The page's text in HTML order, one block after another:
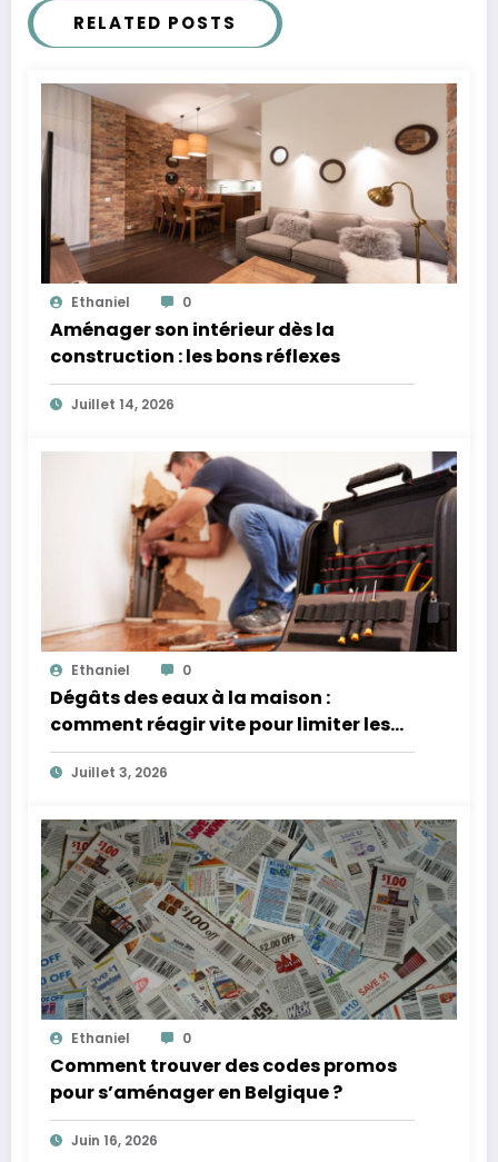
RELATED POSTS
Ethaniel 0
Aménager son intérieur dès la
construction : les bons réflexes
Juillet 14, 2026
Ethaniel 0
Dégâts des eaux à la maison :
comment réagir vite pour limiter les
frais ?
Juillet 3, 2026
Ethaniel 0
Comment trouver des codes promos
pour s’aménager en Belgique ?
Juin 16, 2026